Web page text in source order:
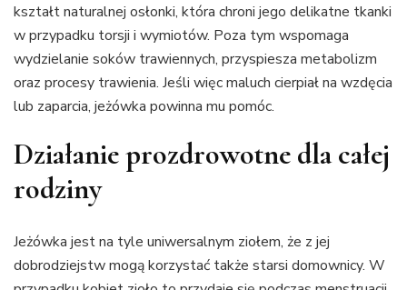
kształt naturalnej osłonki, która chroni jego delikatne tkanki
w przypadku torsji i wymiotów. Poza tym wspomaga
wydzielanie soków trawiennych, przyspiesza metabolizm
oraz procesy trawienia. Jeśli więc maluch cierpiał na wzdęcia
lub zaparcia, jeżówka powinna mu pomóc.
Działanie prozdrowotne dla całej
rodziny
Jeżówka jest na tyle uniwersalnym ziołem, że z jej
dobrodziejstw mogą korzystać także starsi domownicy. W